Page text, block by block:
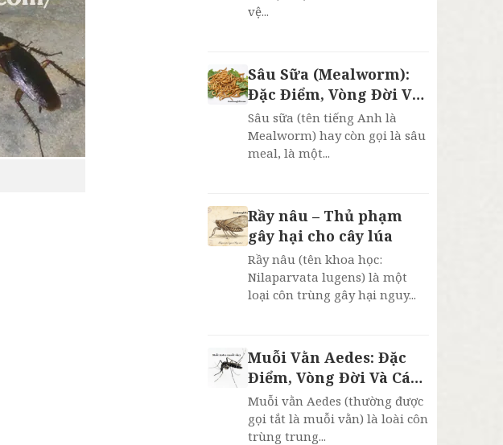
vệ...
Sâu Sữa (Mealworm):
Đặc Điểm, Vòng Đời Và
4 Lợi Ích Bất Ngờ
Sâu sữa (tên tiếng Anh là
Mealworm) hay còn gọi là sâu
meal, là một...
Rầy nâu – Thủ phạm
gây hại cho cây lúa
Rầy nâu (tên khoa học:
Nilaparvata lugens) là một
loại côn trùng gây hại nguy...
Muỗi Vằn Aedes: Đặc
Điểm, Vòng Đời Và Cách
Phòng Chống Sốt Xuất
Huyết
Muỗi vằn Aedes (thường được
gọi tắt là muỗi vằn) là loài côn
trùng trung...